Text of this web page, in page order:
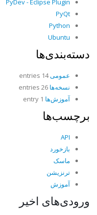
PyDev - Eclipse Plugin
PyQt
Python
Ubuntu
دسته‌بندی‌ها
عمومی14 entries
نسخه‌ها
آموزش‌ها
برچسب‌ها
API
بازخورد
ماسک
ترنزیشن
آموزش
ورودی‌های اخیر